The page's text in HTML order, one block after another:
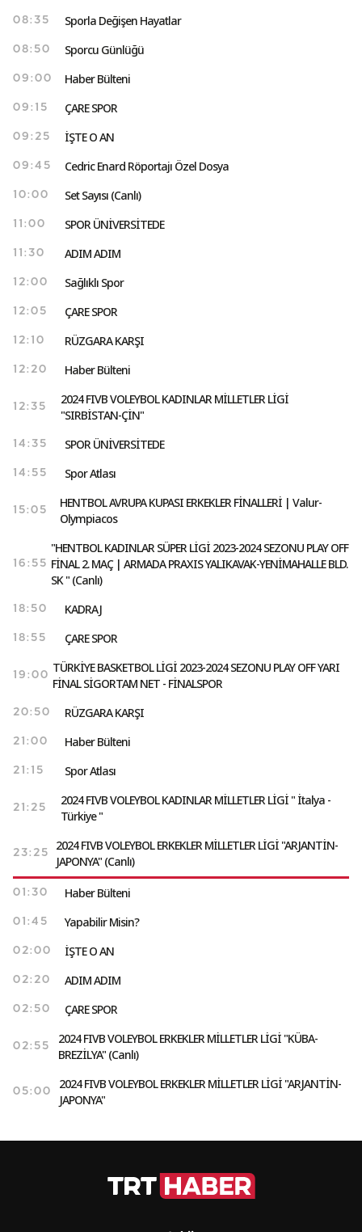
08:35 Sporla Değişen Hayatlar
08:50 Sporcu Günlüğü
09:00 Haber Bülteni
09:15 ÇARE SPOR
09:25 İŞTE O AN
09:45 Cedric Enard Röportajı Özel Dosya
10:00 Set Sayısı (Canlı)
11:00 SPOR ÜNİVERSİTEDE
11:30 ADIM ADIM
12:00 Sağlıklı Spor
12:05 ÇARE SPOR
12:10 RÜZGARA KARŞI
12:20 Haber Bülteni
12:35
2024 FIVB VOLEYBOL KADINLAR MİLLETLER LİGİ
"SIRBİSTAN-ÇİN"
14:35 SPOR ÜNİVERSİTEDE
14:55 Spor Atlası
15:05
HENTBOL AVRUPA KUPASI ERKEKLER FİNALLERİ | Valur-
Olympiacos
16:55
"HENTBOL KADINLAR SÜPER LİGİ 2023-2024 SEZONU PLAY OFF
FİNAL 2. MAÇ | ARMADA PRAXIS YALIKAVAK-YENİMAHALLE BLD.
SK " (Canlı)
18:50 KADRAJ
18:55 ÇARE SPOR
19:00
TÜRKİYE BASKETBOL LİGİ 2023-2024 SEZONU PLAY OFF YARI
FİNAL SİGORTAM NET - FİNALSPOR
20:50 RÜZGARA KARŞI
21:00 Haber Bülteni
21:15 Spor Atlası
21:25
2024 FIVB VOLEYBOL KADINLAR MİLLETLER LİGİ " İtalya -
Türkiye "
23:25
2024 FIVB VOLEYBOL ERKEKLER MİLLETLER LİGİ "ARJANTİN-
JAPONYA" (Canlı)
01:30 Haber Bülteni
01:45 Yapabilir Misin?
02:00 İŞTE O AN
02:20 ADIM ADIM
02:50 ÇARE SPOR
02:55
2024 FIVB VOLEYBOL ERKEKLER MİLLETLER LİGİ "KÜBA-
BREZİLYA" (Canlı)
05:00
2024 FIVB VOLEYBOL ERKEKLER MİLLETLER LİGİ "ARJANTİN-
JAPONYA"